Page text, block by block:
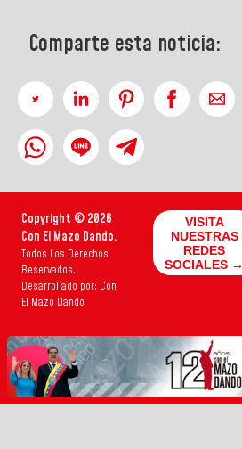
Comparte esta noticia:
Copyright © 2026
Con El Mazo Dando.
Todos Los Derechos
Reservados.
Desarrollado por: Con
El Mazo Dando
VISITA
NUESTRAS
REDES
SOCIALES →